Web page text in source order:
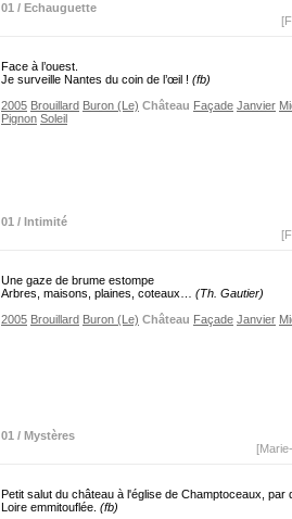
01 / Echauguette
Face à l’ouest.
Je surveille Nantes du coin de l’œil ! (fb)
2005 Brouillard Buron (Le) Château Façade Janvier
Pignon Soleil
01 / Intimité
Une gaze de brume estompe
Arbres, maisons, plaines, coteaux… (Th. Gautier)
2005 Brouillard Buron (Le) Château Façade Janvier
01 / Mystères
Petit salut du château à l'église de Champtoceaux, par
Loire emmitouflée. (fb)